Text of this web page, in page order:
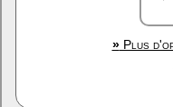
»Plus